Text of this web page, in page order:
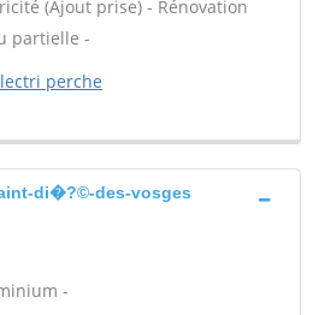
(Ajout prise) - Rénovation
partielle -
perche
di�?©-des-vosges
-